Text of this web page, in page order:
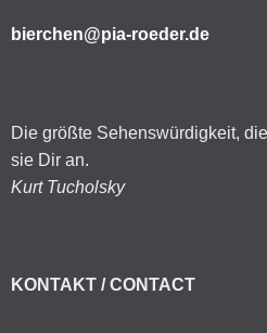
bierchen@pia-roeder.de
Die größte Sehenswürdigkeit,
sie Dir an.
Kurt Tucholsky
KONTAKT / CONTACT